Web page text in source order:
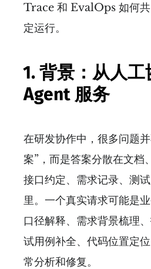
Trace 和 EvalOps 如何共
定运行。
1. 背景：从人
Agent 服务
在研发协作中，很多问题
案”，而是答案分散在文档
接口约定、需求记录、测
里。一个真实请求可能是
口径解释、需求背景梳理
试用例补全、代码位置定
常分析和修复。